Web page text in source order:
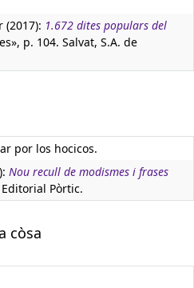
(2017): 1.672 dites populars del
p. 104. Salvat, S.A. de
por los hocicos.
Nou recull de modismes i frases
Pòrtic.
còsa